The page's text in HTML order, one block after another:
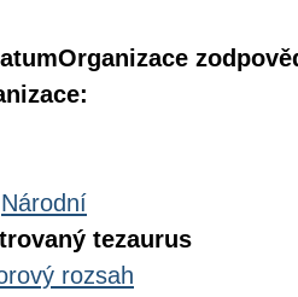
Organizace
Národní
tezaurus
rozsah